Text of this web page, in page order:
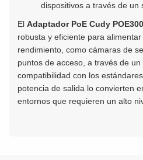
dispositivos a través de un
El Adaptador PoE Cudy
robusta y eficiente para
rendimiento, como cámaras de
puntos de acceso, a través de
compatibilidad con los
potencia de salida lo convierten
entornos que requieren un alto